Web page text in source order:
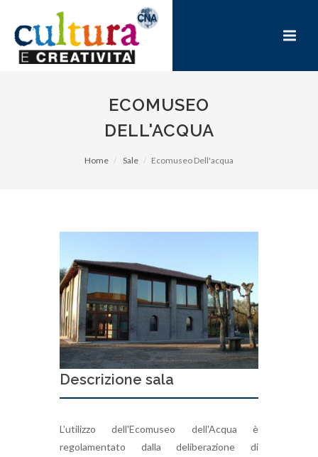
ECOMUSEO
DELL'ACQUA
Home Sale Ecomuseo Dell'acqua
Descrizione sala
L’utilizzo dell'Ecomuseo dell'Acqua è
regolamentato dalla deliberazione di